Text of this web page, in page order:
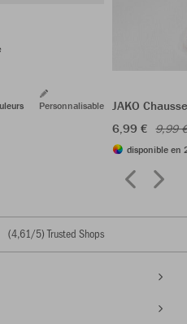
Personnalisable
JAKO
6,99 € 9,99
disponible en
(4,61/5) Trusted Shops